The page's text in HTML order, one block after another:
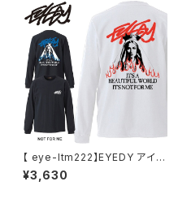
【 eye-ltm222】EYEDY アイデ
ィー 大きいサイズ メンズ ロング
Tシャツ NOT FOR ME ロンT
¥3,630